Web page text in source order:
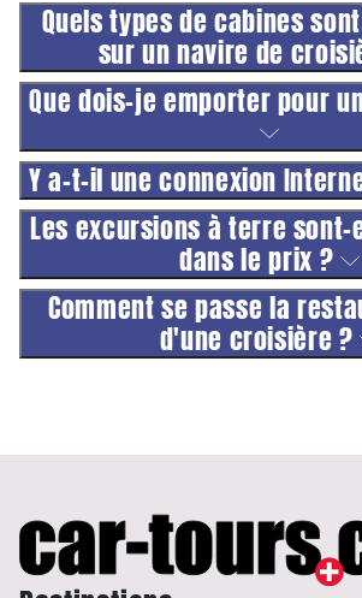
Quels types de cabines
sur un navire de
Que dois-je emporter pour
Y a-t-il une connexion
Les excursions à terre
dans le prix ?
Comment se passe la
d'une croisière ?